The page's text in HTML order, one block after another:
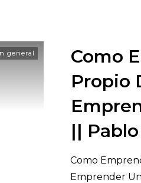
general
Como
Propio
||
Como
Emprender